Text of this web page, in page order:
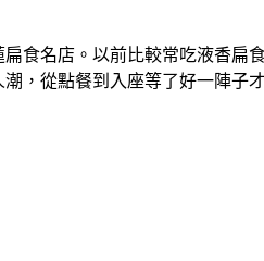
食名店。以前比較常吃液香扁
，從點餐到入座等了好一陣